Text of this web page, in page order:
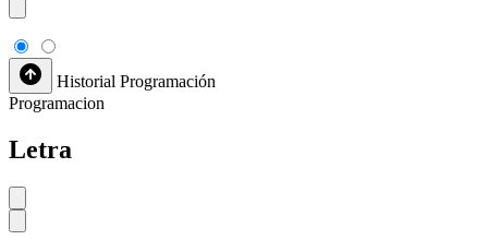
Historial Programación
Programacion
Letra